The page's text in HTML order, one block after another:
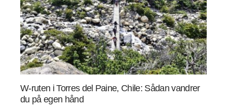
W-ruten i Torres del Paine, Chile: Sådan vandrer
du på egen hånd